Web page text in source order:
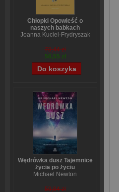
Chłopki Opowieść o
naszych babkach
Joanna Kuciel-Frydryszak
70,44 zł
56,55 zł
Wędrówka dusz Tajemnice
życia po życiu
Michael Newton
59,84 zł